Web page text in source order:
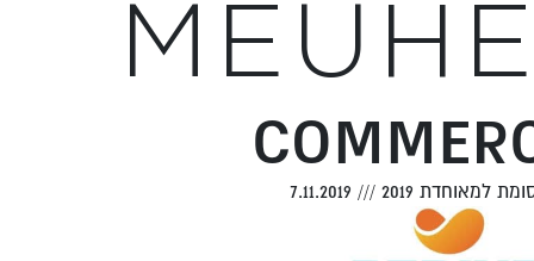
למאוחדת 2019 ///
7.11.2019